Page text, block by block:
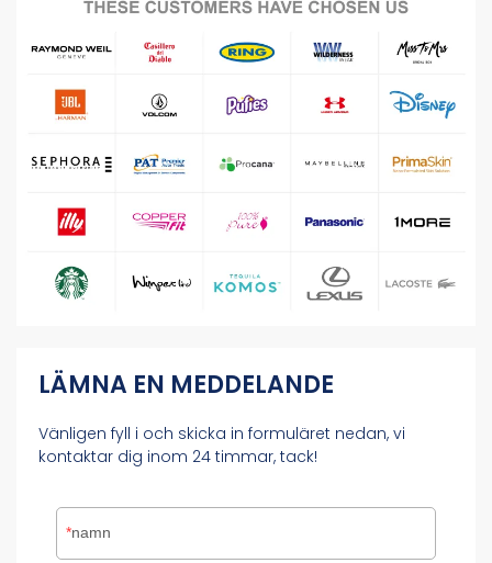
LÄMNA EN MEDDELANDE
Vänligen fyll i och skicka in formuläret nedan, vi
kontaktar dig inom 24 timmar, tack!
namn